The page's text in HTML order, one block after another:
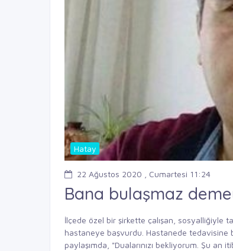
Hatay
22 Ağustos 2020 , Cumartesi 11:24
Bana bulaşmaz
İlçede özel bir şirkette çalışan, sosyalliğiyle
hastaneye başvurdu. Hastanede tedavisine
paylaşımda, "Dualarınızı bekliyorum. Şu